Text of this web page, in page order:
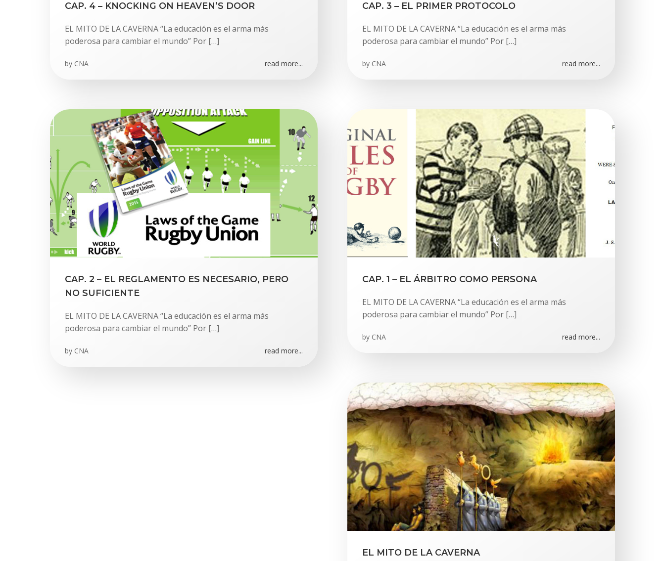
CAP. 4 – KNOCKING ON HEAVEN’S DOOR
EL MITO DE LA CAVERNA “La educación es el arma más
poderosa para cambiar el mundo” Por […]
by CNA read more...
CAP. 3 – EL PRIMER PROTOCOLO
EL MITO DE LA CAVERNA “La educación es el arma más
poderosa para cambiar el mundo” Por […]
by CNA read more...
CAP. 2 – EL REGLAMENTO ES NECESARIO, PERO
NO SUFICIENTE
EL MITO DE LA CAVERNA “La educación es el arma más
poderosa para cambiar el mundo” Por […]
by CNA read more...
CAP. 1 – EL ÁRBITRO COMO PERSONA
EL MITO DE LA CAVERNA “La educación es el arma más
poderosa para cambiar el mundo” Por […]
by CNA read more...
EL MITO DE LA CAVERNA